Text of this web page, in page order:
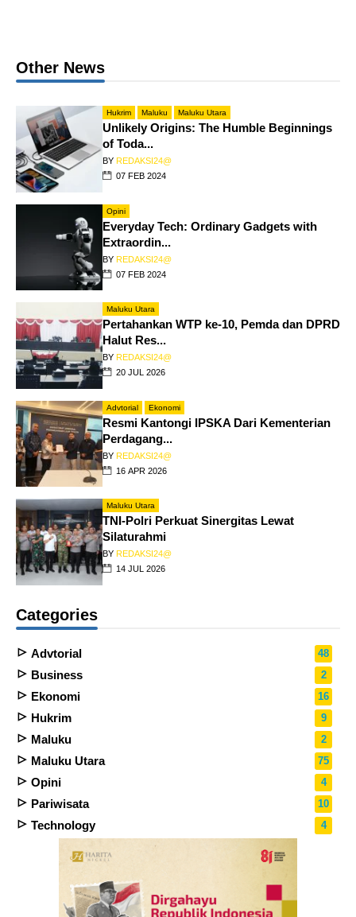
Other News
Hukrim Maluku Maluku Utara
Unlikely Origins: The Humble Beginnings
of Toda...
BY REDAKSI24@
07 FEB 2024
Opini
Everyday Tech: Ordinary Gadgets with
Extraordin...
BY REDAKSI24@
07 FEB 2024
Maluku Utara
Pertahankan WTP ke-10, Pemda dan DPRD
Halut Res...
BY REDAKSI24@
20 JUL 2026
Advtorial Ekonomi
Resmi Kantongi IPSKA Dari Kementerian
Perdagang...
BY REDAKSI24@
16 APR 2026
Maluku Utara
TNI-Polri Perkuat Sinergitas Lewat
Silaturahmi
BY REDAKSI24@
14 JUL 2026
Categories
Advtorial 48
Business 2
Ekonomi 16
Hukrim 9
Maluku 2
Maluku Utara 75
Opini 4
Pariwisata 10
Technology 4